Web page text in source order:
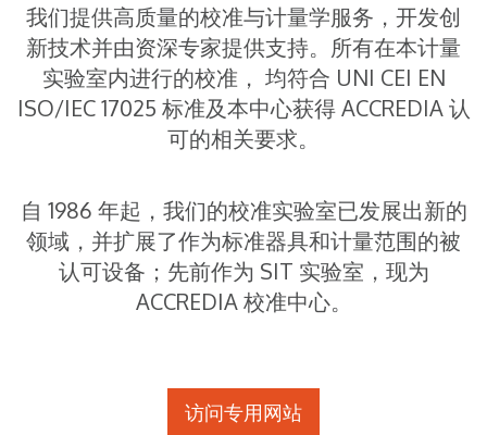
我们提供高质量的校准与计量学服务，开发创
新技术并由资深专家提供支持。所有在本计量
实验室内进行的校准， 均符合 UNI CEI EN
ISO/IEC 17025 标准及本中心获得 ACCREDIA 认
可的相关要求。
自 1986 年起，我们的校准实验室已发展出新的
领域，并扩展了作为标准器具和计量范围的被
认可设备；先前作为 SIT 实验室，现为
ACCREDIA 校准中心。
访问专用网站